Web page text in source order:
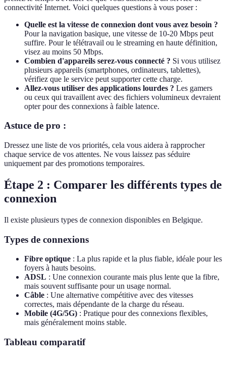
connectivité Internet. Voici quelques questions à vous poser :
Quelle est la vitesse de connexion dont vous avez besoin ?
Pour la navigation basique, une vitesse de 10-20 Mbps peut
suffire. Pour le télétravail ou le streaming en haute définition,
visez au moins 50 Mbps.
Combien d'appareils serez-vous connecté ? Si vous utilisez
plusieurs appareils (smartphones, ordinateurs, tablettes),
vérifiez que le service peut supporter cette charge.
Allez-vous utiliser des applications lourdes ? Les gamers
ou ceux qui travaillent avec des fichiers volumineux devraient
opter pour des connexions à faible latence.
Astuce de pro :
Dressez une liste de vos priorités, cela vous aidera à rapprocher
chaque service de vos attentes. Ne vous laissez pas séduire
uniquement par des promotions temporaires.
Étape 2 : Comparer les différents types de
connexion
Il existe plusieurs types de connexion disponibles en Belgique.
Types de connexions
Fibre optique : La plus rapide et la plus fiable, idéale pour les
foyers à hauts besoins.
ADSL : Une connexion courante mais plus lente que la fibre,
mais souvent suffisante pour un usage normal.
Câble : Une alternative compétitive avec des vitesses
correctes, mais dépendante de la charge du réseau.
Mobile (4G/5G) : Pratique pour des connexions flexibles,
mais généralement moins stable.
Tableau comparatif